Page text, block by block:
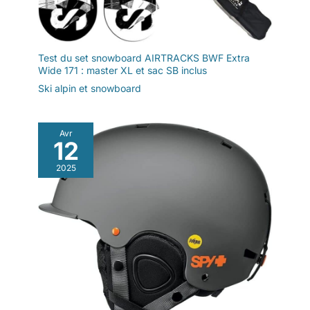
Test du set snowboard AIRTRACKS BWF Extra
Wide 171 : master XL et sac SB inclus
Ski alpin et snowboard
Avr
12
2025